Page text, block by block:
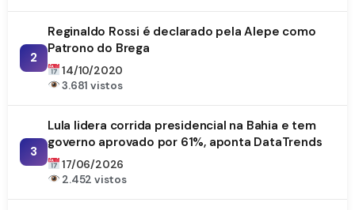
2
Reginaldo Rossi é declarado pela Alepe como
Patrono do Brega
14/10/2020
3.681 vistos
3
Lula lidera corrida presidencial na Bahia e tem
governo aprovado por 61%, aponta DataTrends
17/06/2026
2.452 vistos